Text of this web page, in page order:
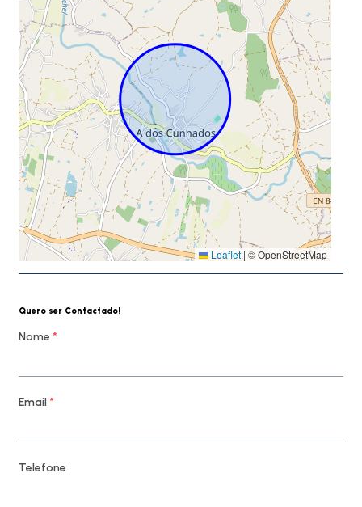
Leaflet | © OpenStreetMap
Quero ser Contactado!
Nome *
Email*
Telefone